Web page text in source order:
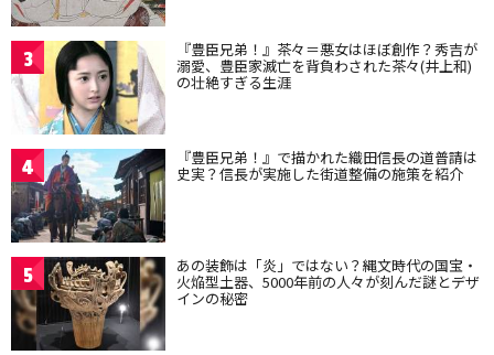
3 『豊臣兄弟！』茶々＝悪女はほぼ創作？秀吉が
溺愛、豊臣家滅亡を背負わされた茶々(井上和)
の壮絶すぎる生涯
4 『豊臣兄弟！』で描かれた織田信長の道普請は
史実？信長が実施した街道整備の施策を紹介
5 あの装飾は「炎」ではない？縄文時代の国宝・
火焔型土器、5000年前の人々が刻んだ謎とデザ
インの秘密